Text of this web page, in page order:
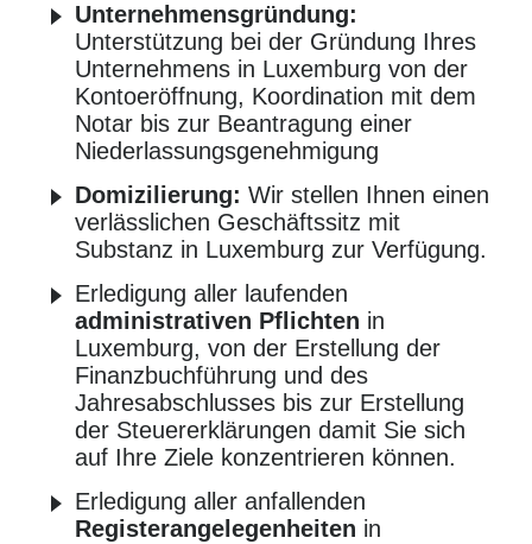
Unternehmensgründung:
Unterstützung bei der Gründung Ihres
Unternehmens in Luxemburg von der
Kontoeröffnung, Koordination mit dem
Notar bis zur Beantragung einer
Niederlassungsgenehmigung
Domizilierung: Wir stellen Ihnen einen
verlässlichen Geschäftssitz mit
Substanz in Luxemburg zur Verfügung.
Erledigung aller laufenden
administrativen Pflichten in
Luxemburg, von der Erstellung der
Finanzbuchführung und des
Jahresabschlusses bis zur Erstellung
der Steuererklärungen damit Sie sich
auf Ihre Ziele konzentrieren können.
Erledigung aller anfallenden
Registerangelegenheiten in